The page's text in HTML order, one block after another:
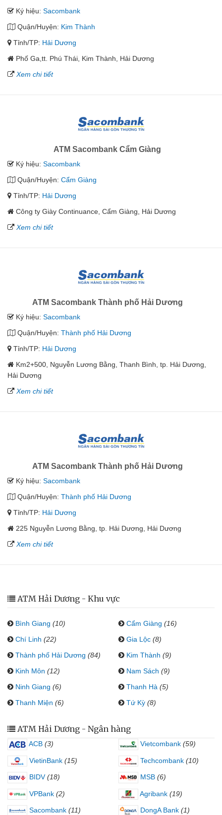
Ký hiệu: Sacombank
Quận/Huyện: Kim Thành
Tỉnh/TP: Hải Dương
Phố Ga,tt. Phú Thái, Kim Thành, Hải Dương
Xem chi tiết
ATM Sacombank Cẩm Giàng
Ký hiệu: Sacombank
Quận/Huyện: Cẩm Giàng
Tỉnh/TP: Hải Dương
Công ty Giày Continuance, Cẩm Giàng, Hải Dương
Xem chi tiết
ATM Sacombank Thành phố Hải Dương
Ký hiệu: Sacombank
Quận/Huyện: Thành phố Hải Dương
Tỉnh/TP: Hải Dương
Km2+500, Nguyễn Lương Bằng, Thanh Bình, tp. Hải Dương,
Hải Dương
Xem chi tiết
ATM Sacombank Thành phố Hải Dương
Ký hiệu: Sacombank
Quận/Huyện: Thành phố Hải Dương
Tỉnh/TP: Hải Dương
225 Nguyễn Lương Bằng, tp. Hải Dương, Hải Dương
Xem chi tiết
ATM Hải Dương - Khu vực
Bình Giang (10) Cẩm Giàng (16)
Chí Linh (22) Gia Lộc (8)
Thành phố Hải Dương (84) Kim Thành (9)
Kinh Môn (12) Nam Sách (9)
Ninh Giang (6) Thanh Hà (5)
Thanh Miện (6) Tứ Kỳ (8)
ATM Hải Dương - Ngân hàng
ACB (3) Vietcombank (59)
VietinBank (15) Techcombank (10)
BIDV (18) MSB (6)
VPBank (2) Agribank (19)
Sacombank (11) DongA Bank (1)